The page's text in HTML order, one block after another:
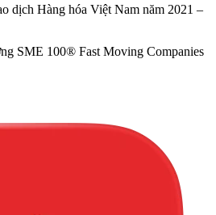
dịch Hàng hóa Việt Nam năm 2021 –
SME 100® Fast Moving Companies